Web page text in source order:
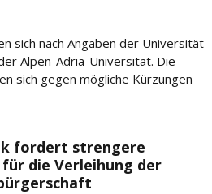
sich nach Angaben der Universität
Alpen-Adria-Universität. Die
sich gegen mögliche Kürzungen
fordert strengere
für die Verleihung der